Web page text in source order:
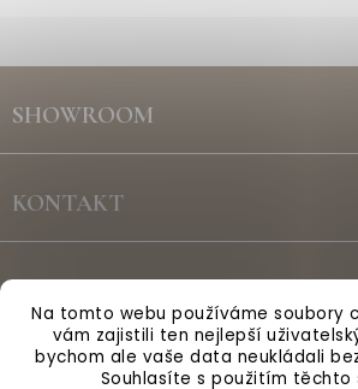
Na tomto webu používáme soubory
vám zajistili ten nejlepší
bychom ale vaše data neukládali
Souhlasíte s použitím těchto
Z
á
p
a
SHOWROOM
KONTAKT
Vytvořil Shoptet